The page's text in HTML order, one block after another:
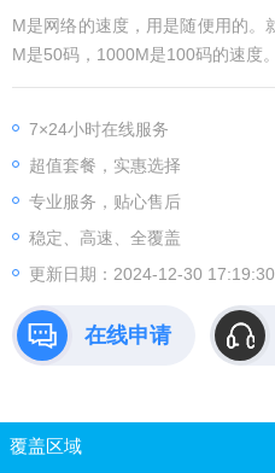
M是网络的速度，用是随便用的
M是50码，1000M是100码的速度。
7×24小时在线服务
超值套餐，实惠选择
专业服务，贴心售后
稳定、高速、全覆盖
更新日期：2024-12-30 17:19:30
在线申请
覆盖区域